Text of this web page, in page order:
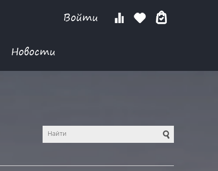
Войти
Новости